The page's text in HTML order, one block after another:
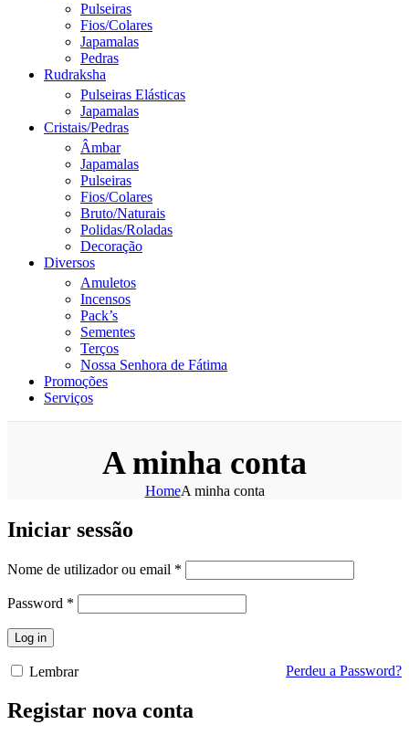
Pulseiras
Fios/Colares
Japamalas
Pedras
Rudraksha
Pulseiras Elásticas
Japamalas
Cristais/Pedras
Âmbar
Japamalas
Pulseiras
Fios/Colares
Bruto/Naturais
Polidas/Roladas
Decoração
Diversos
Amuletos
Incensos
Pack’s
Sementes
Terços
Nossa Senhora de Fátima
Promoções
Serviços
A minha conta
HomeA minha conta
Iniciar sessão
Nome de utilizador ou email *
Password *
Log in
Perdeu a Password?
Lembrar
Registar nova conta